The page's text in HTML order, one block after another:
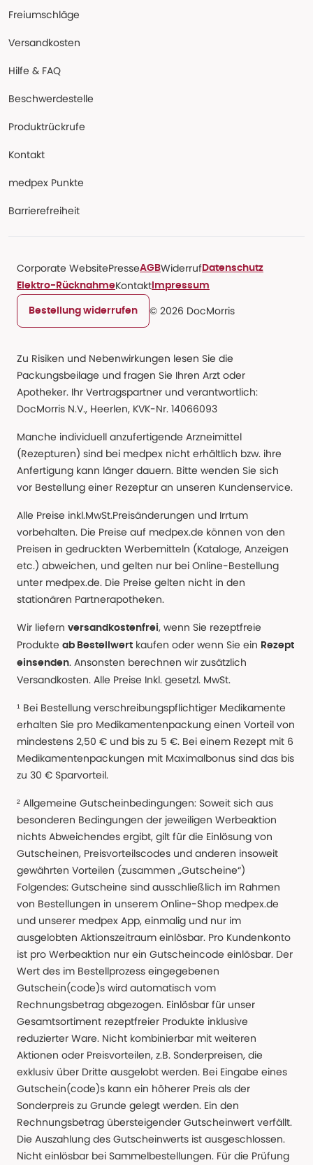
Freiumschläge
Versandkosten
Hilfe & FAQ
Beschwerdestelle
Produktrückrufe
Kontakt
medpex Punkte
Barrierefreiheit
Corporate WebsitePresseAGBWiderruf Datenschutz
Elektro-RücknahmeKontakt Impressum
Bestellung widerrufen © 2026 DocMorris
Zu Risiken und Nebenwirkungen lesen Sie die
Packungsbeilage und fragen Sie Ihren Arzt oder
Apotheker. Ihr Vertragspartner und verantwortlich:
DocMorris N.V., Heerlen, KVK-Nr. 14066093
Manche individuell anzufertigende Arzneimittel
(Rezepturen) sind bei medpex nicht erhältlich bzw. ihre
Anfertigung kann länger dauern. Bitte wenden Sie sich
vor Bestellung einer Rezeptur an unseren Kundenservice.
Alle Preise inkl.MwSt.Preisänderungen und Irrtum
vorbehalten. Die Preise auf medpex.de können von den
Preisen in gedruckten Werbemitteln (Kataloge, Anzeigen
etc.) abweichen, und gelten nur bei Online-Bestellung
unter medpex.de. Die Preise gelten nicht in den
stationären Partnerapotheken.
Wir liefern versandkostenfrei, wenn Sie rezeptfreie
Produkte ab Bestellwert kaufen oder wenn Sie ein Rezept
einsenden. Ansonsten berechnen wir zusätzlich
Versandkosten. Alle Preise Inkl. gesetzl. MwSt.
¹ Bei Bestellung verschreibungspflichtiger Medikamente
erhalten Sie pro Medikamentenpackung einen Vorteil von
mindestens 2,50 € und bis zu 5 €. Bei einem Rezept mit 6
Medikamentenpackungen mit Maximalbonus sind das bis
zu 30 € Sparvorteil.
² Allgemeine Gutscheinbedingungen: Soweit sich aus
besonderen Bedingungen der jeweiligen Werbeaktion
nichts Abweichendes ergibt, gilt für die Einlösung von
Gutscheinen, Preisvorteilscodes und anderen insoweit
gewährten Vorteilen (zusammen „Gutscheine“)
Folgendes: Gutscheine sind ausschließlich im Rahmen
von Bestellungen in unserem Online-Shop medpex.de
und unserer medpex App, einmalig und nur im
ausgelobten Aktionszeitraum einlösbar. Pro Kundenkonto
ist pro Werbeaktion nur ein Gutscheincode einlösbar. Der
Wert des im Bestellprozess eingegebenen
Gutschein(code)s wird automatisch vom
Rechnungsbetrag abgezogen. Einlösbar für unser
Gesamtsortiment rezeptfreier Produkte inklusive
reduzierter Ware. Nicht kombinierbar mit weiteren
Aktionen oder Preisvorteilen, z.B. Sonderpreisen, die
exklusiv über Dritte ausgelobt werden. Bei Eingabe eines
Gutschein(code)s kann ein höherer Preis als der
Sonderpreis zu Grunde gelegt werden. Ein den
Rechnungsbetrag übersteigender Gutscheinwert verfällt.
Die Auszahlung des Gutscheinwerts ist ausgeschlossen.
Nicht einlösbar bei Sammelbestellungen. Für die Prüfung